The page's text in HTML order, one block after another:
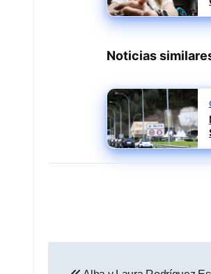
Noticias